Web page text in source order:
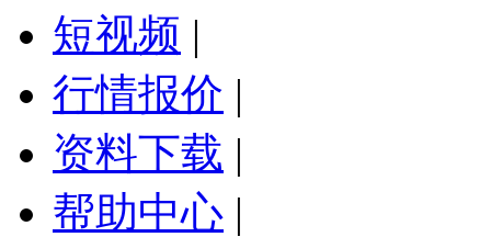
短视频 |
行情报价 |
资料下载 |
帮助中心 |